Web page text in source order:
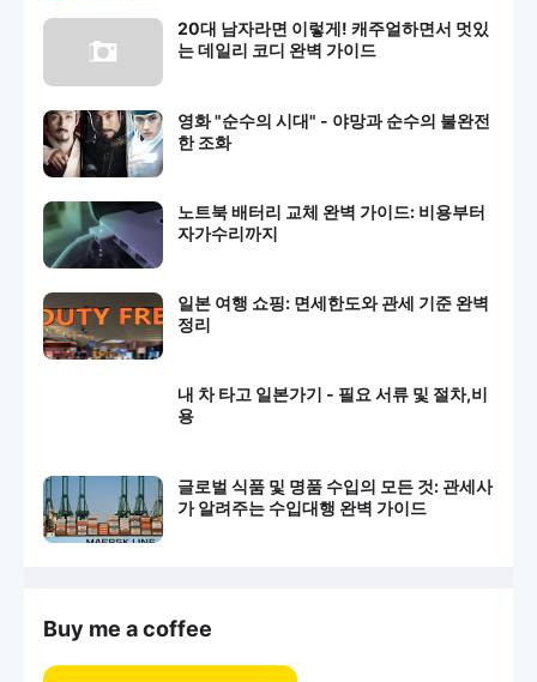
20대 남자라면 이렇게! 캐주얼하면서 멋있
는 데일리 코디 완벽 가이드
영화 "순수의 시대" - 야망과 순수의 불완전
한 조화
노트북 배터리 교체 완벽 가이드: 비용부터
자가수리까지
일본 여행 쇼핑: 면세한도와 관세 기준 완벽
정리
내 차 타고 일본가기 - 필요 서류 및 절차,비
용
글로벌 식품 및 명품 수입의 모든 것: 관세사
가 알려주는 수입대행 완벽 가이드
Buy me a coffee